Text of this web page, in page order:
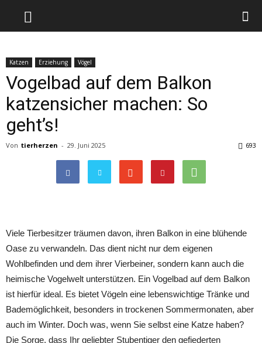
Katzen Erziehung Vögel
Vogelbad auf dem Balkon
katzensicher machen: So
geht’s!
Von tierherzen - 29. Juni 2025 693
Viele Tierbesitzer träumen davon, ihren Balkon in eine blühende
Oase zu verwandeln. Das dient nicht nur dem eigenen
Wohlbefinden und dem ihrer Vierbeiner, sondern kann auch die
heimische Vogelwelt unterstützen. Ein Vogelbad auf dem Balkon
ist hierfür ideal. Es bietet Vögeln eine lebenswichtige Tränke und
Bademöglichkeit, besonders in trockenen Sommermonaten, aber
auch im Winter. Doch was, wenn Sie selbst eine Katze haben?
Die Sorge, dass Ihr geliebter Stubentiger den gefiederten